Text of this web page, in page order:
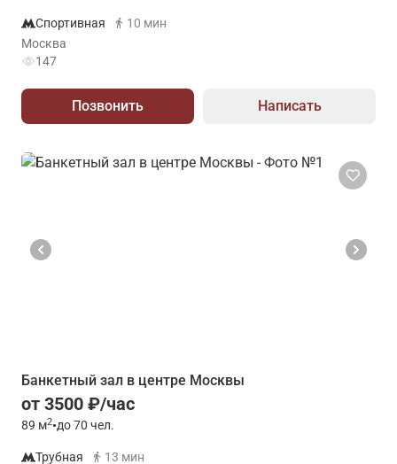
Спортивная
10 мин
Москва
147
Позвонить Написать
Банкетный зал в центре Москвы
от 3500 ₽/час
89 м2•до 70 чел.
Трубная
13 мин